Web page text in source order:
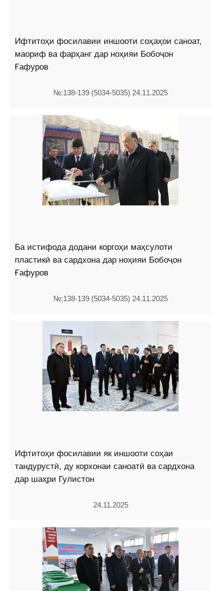
Ифтитоҳи фосилавии иншооти соҳаҳои саноат,
маориф ва фарҳанг дар ноҳияи Бобоҷон
Ғафуров
№:138-139 (5034-5035) 24.11.2025
Ба истифода додани коргоҳи маҳсулоти
пластикӣ ва сардхона дар ноҳияи Бобоҷон
Ғафуров
№:138-139 (5034-5035) 24.11.2025
Ифтитоҳи фосилавии як иншооти соҳаи
тандурустӣ, ду корхонаи саноатӣ ва сардхона
дар шаҳри Гулистон
24.11.2025